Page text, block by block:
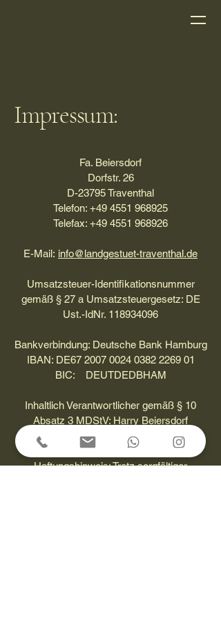
Impressum:
Fa. Beiersdorf
Dorfstr. 26
D-23795 Traventhal
Telefon: +49 4551 968925
Telefax: +49 4551 968926
E-Mail: info@landgestuet-traventhal.de
Umsatzsteuer-Identifikationsnummer
gemäß § 27 a Umsatzsteuergesetz: DE
Ust.-IdNr. 118934096
Bankverbindung: Deutsche Bank Hamburg
IBAN: DE67 2007 0024 0382 2269 01
BIC: DEUTDEDBHAM
Inhaltlich Verantwortlicher gemäß § 10
Absatz 3 MDStV: Harry Beiersdorf
(Anschrift wie oben)
Haftungshinweis: Trotz sorgfältiger